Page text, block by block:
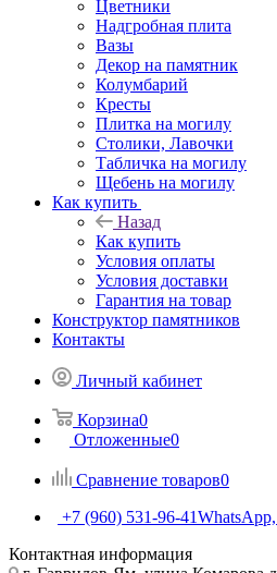
Цветники
Надгробная плита
Вазы
Декор на памятник
Колумбарий
Кресты
Плитка на могилу
Столики, Лавочки
Табличка на могилу
Щебень на могилу
Как купить
Назад
Как купить
Условия оплаты
Условия доставки
Гарантия на товар
Конструктор памятников
Контакты
Личный кабинет
Корзина0
Отложенные0
Сравнение товаров0
+7 (960) 531-96-41
Контактная информация